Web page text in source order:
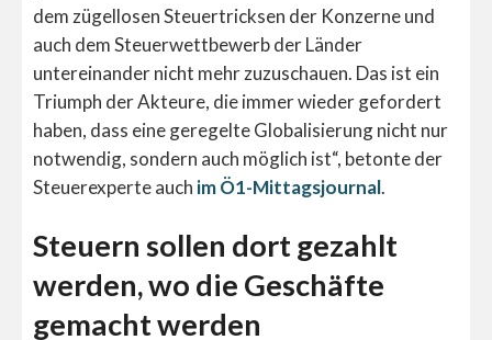
dem zügellosen Steuertricksen der Konzerne und
auch dem Steuerwettbewerb der Länder
untereinander nicht mehr zuzuschauen. Das ist ein
Triumph der Akteure, die immer wieder gefordert
haben, dass eine geregelte Globalisierung nicht nur
notwendig, sondern auch möglich ist“, betonte der
Steuerexperte auch im Ö1-Mittagsjournal.
Steuern sollen dort gezahlt
werden, wo die Geschäfte
gemacht werden